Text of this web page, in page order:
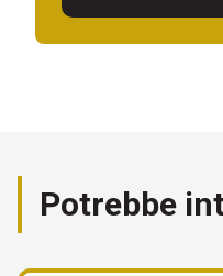
Potrebbe